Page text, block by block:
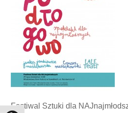
Festiwal Sztuki dla